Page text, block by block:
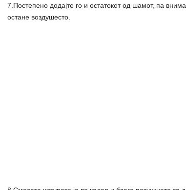
7.Постепено додајте го и остатокот од шамот, па
остане воздушесто.